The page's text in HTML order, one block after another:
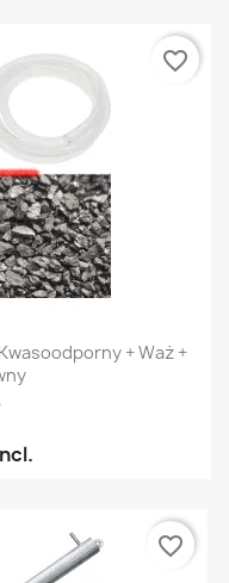
+ Waż +
favorite_border
favorite_border